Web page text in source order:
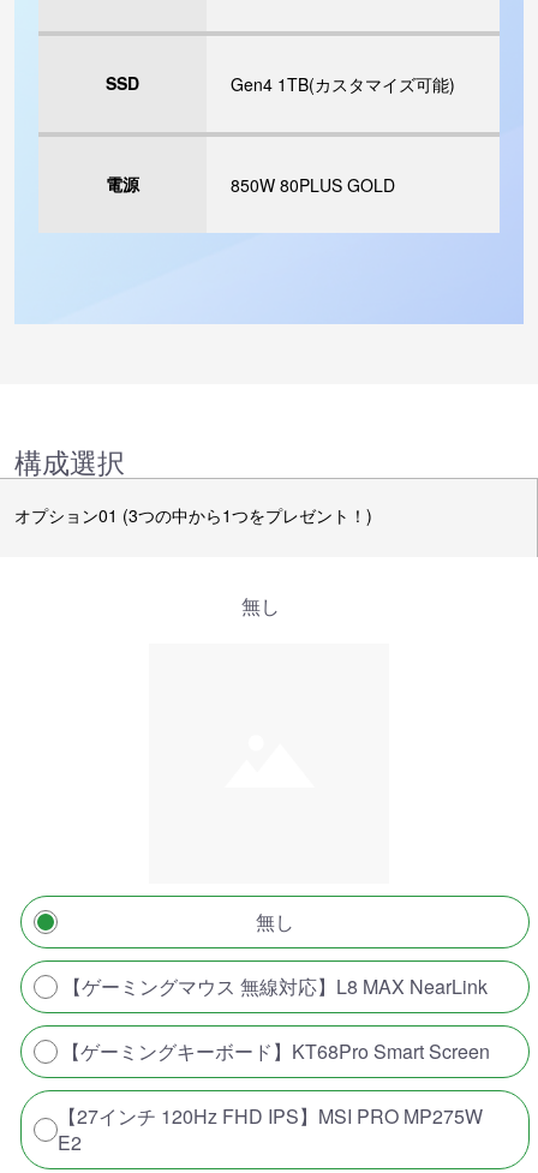
SSD Gen4 1TB(カスタマイズ可能)
電源 850W 80PLUS GOLD
構成選択
オプション01 (3つの中から1つをプレゼント！)
無し
無し
【ゲーミングマウス 無線対応】L8 MAX NearLink
【ゲーミングキーボード】KT68Pro Smart Screen
【27インチ 120Hz FHD IPS】MSI PRO MP275W
E2